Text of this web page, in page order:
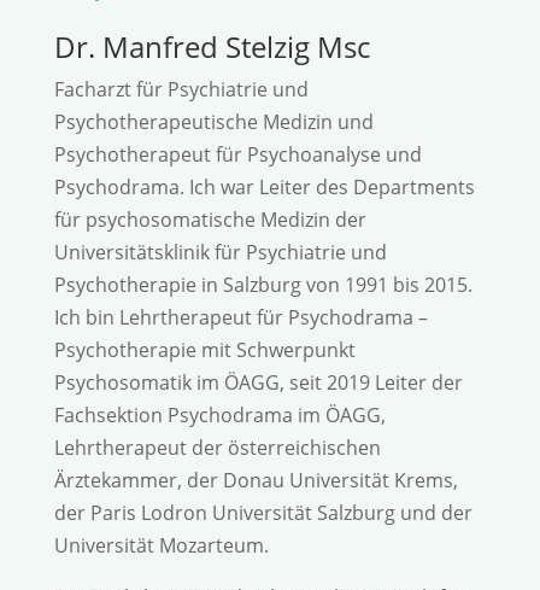
Dr. Manfred Stelzig Msc
Facharzt für Psychiatrie und
Psychotherapeutische Medizin und
Psychotherapeut für Psychoanalyse und
Psychodrama. Ich war Leiter des Departments
für psychosomatische Medizin der
Universitätsklinik für Psychiatrie und
Psychotherapie in Salzburg von 1991 bis 2015.
Ich bin Lehrtherapeut für Psychodrama –
Psychotherapie mit Schwerpunkt
Psychosomatik im ÖAGG, seit 2019 Leiter der
Fachsektion Psychodrama im ÖAGG,
Lehrtherapeut der österreichischen
Ärztekammer, der Donau Universität Krems,
der Paris Lodron Universität Salzburg und der
Universität Mozarteum.